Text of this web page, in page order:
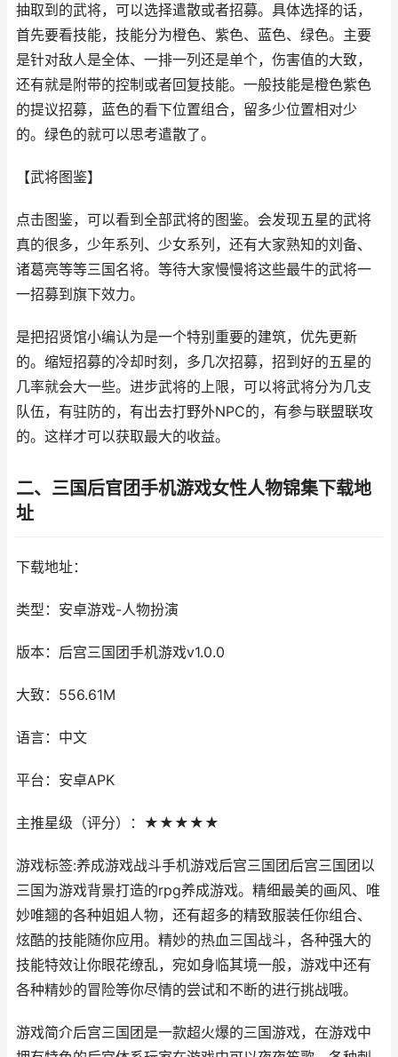
抽取到的武将，可以选择遣散或者招募。具体选择的话，
首先要看技能，技能分为橙色、紫色、蓝色、绿色。主要
是针对敌人是全体、一排一列还是单个，伤害值的大致，
还有就是附带的控制或者回复技能。一般技能是橙色紫色
的提议招募，蓝色的看下位置组合，留多少位置相对少
的。绿色的就可以思考遣散了。
【武将图鉴】
点击图鉴，可以看到全部武将的图鉴。会发现五星的武将
真的很多，少年系列、少女系列，还有大家熟知的刘备、
诸葛亮等等三国名将。等待大家慢慢将这些最牛的武将一
一招募到旗下效力。
是把招贤馆小编认为是一个特别重要的建筑，优先更新
的。缩短招募的冷却时刻，多几次招募，招到好的五星的
几率就会大一些。进步武将的上限，可以将武将分为几支
队伍，有驻防的，有出去打野外NPC的，有参与联盟联攻
的。这样才可以获取最大的收益。
二、三国后官团手机游戏女性人物锦集下载地
址
下载地址：
类型：安卓游戏-人物扮演
版本：后宫三国团手机游戏v1.0.0
大致：556.61M
语言：中文
平台：安卓APK
主推星级（评分）：★★★★★
游戏标签:养成游戏战斗手机游戏后宫三国团后宫三国团以
三国为游戏背景打造的rpg养成游戏。精细最美的画风、唯
妙唯翘的各种姐姐人物，还有超多的精致服装任你组合、
炫酷的技能随你应用。精妙的热血三国战斗，各种强大的
技能特效让你眼花缭乱，宛如身临其境一般，游戏中还有
各种精妙的冒险等你尽情的尝试和不断的进行挑战哦。
游戏简介后宫三国团是一款超火爆的三国游戏，在游戏中